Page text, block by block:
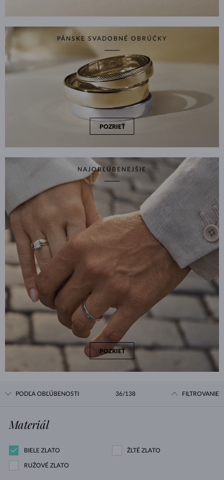
PÁNSKE SVADOBNÉ OBRÚČKY
POZRIEŤ
NAJOBĽÚBENEJŠIE
POZRIEŤ
PODĽA OBĽÚBENOSTI 36/138 FILTROVANIE
Materiál
BIELE ZLATO ŽLTÉ ZLATO
RUŽOVÉ ZLATO